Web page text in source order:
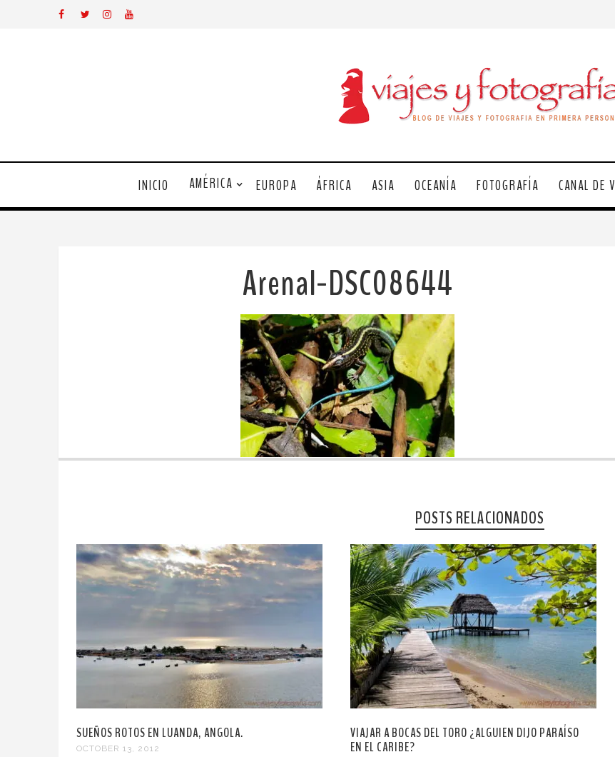
INICIO AMÉRICA EUROPA ÁFRICA ASIA OCEANÍA FOTOGRAFÍA CANAL DE
Arenal-DSC08644
POSTS RELACIONADOS
SUEÑOS ROTOS EN LUANDA, ANGOLA.
OCTOBER 13, 2012
VIAJAR A BOCAS DEL TORO ¿ALGUIEN DIJO PARAÍSO
EN EL CARIBE?